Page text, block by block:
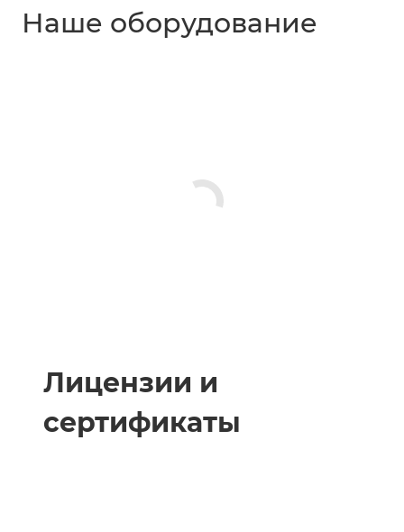
Наше оборудование
Лицензии и
сертификаты